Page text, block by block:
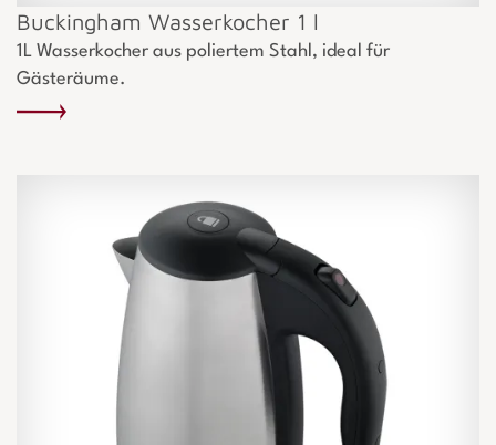
Buckingham Wasserkocher 1 l
1L Wasserkocher aus poliertem Stahl, ideal für
Gästeräume.